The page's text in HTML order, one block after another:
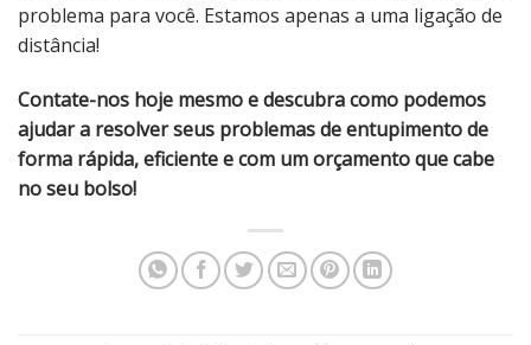
problema para você. Estamos apenas a uma ligação de
distância!
Contate-nos hoje mesmo e descubra como podemos
ajudar a resolver seus problemas de entupimento de
forma rápida, eficiente e com um orçamento que cabe
no seu bolso!